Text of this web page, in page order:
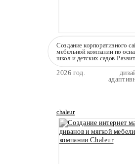
Создание корпоративного
мебельной компании по
школ и детских садов
2026 год.
chaleur